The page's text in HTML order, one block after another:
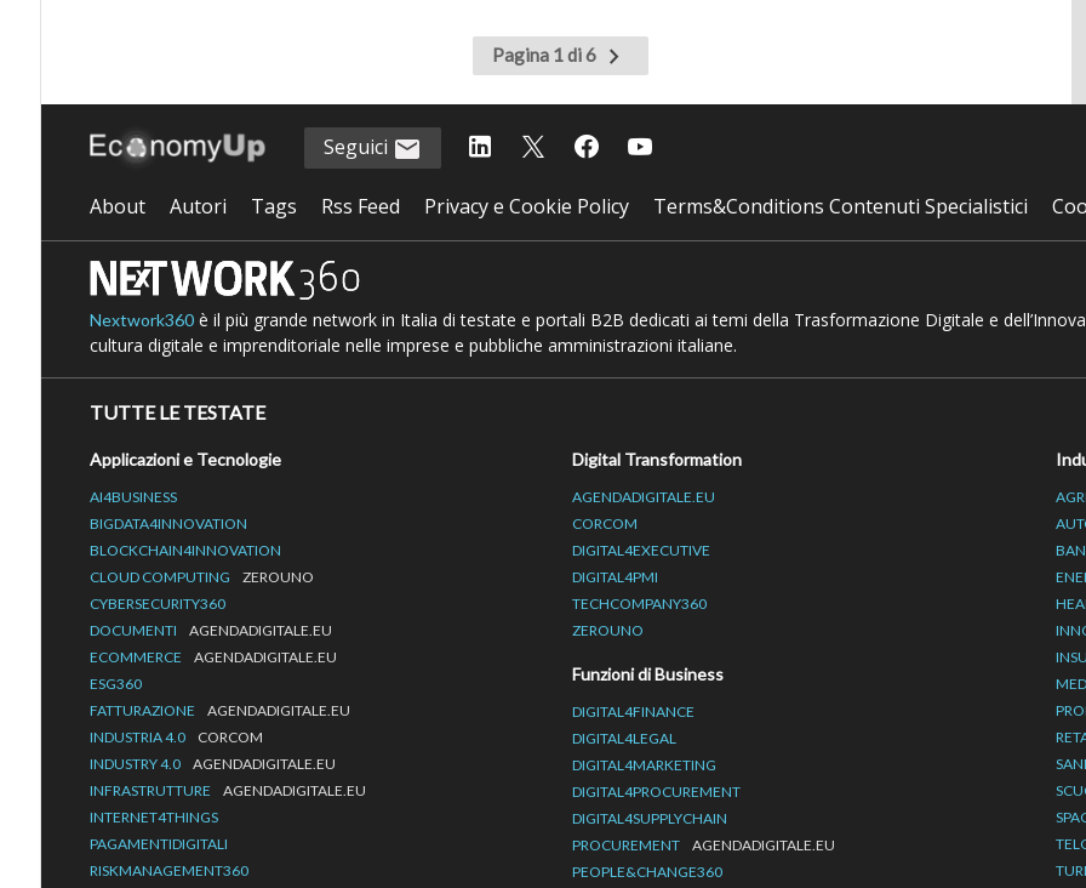
Pagina 1 di 6 Pagina
successiva
Seguici
About Autori Tags Rss Feed Privacy e Cookie Policy Terms&Conditions Contenuti Specialistici
Nextwork360è il più grande network in Italia di testate e portali B2B dedicati ai temi della Trasformazione Digitale e
cultura digitale e imprenditoriale nelle imprese e pubbliche amministrazioni italiane.
TUTTE LE TESTATE
Applicazioni e Tecnologie
AI4BUSINESS
BIGDATA4INNOVATION
BLOCKCHAIN4INNOVATION
CLOUD COMPUTING
ZEROUNO
CYBERSECURITY360
DOCUMENTI
AGENDADIGITALE.EU
ECOMMERCE
AGENDADIGITALE.EU
ESG360
FATTURAZIONE
AGENDADIGITALE.EU
INDUSTRIA 4.0
CORCOM
INDUSTRY 4.0
AGENDADIGITALE.EU
INFRASTRUTTURE
AGENDADIGITALE.EU
INTERNET4THINGS
PAGAMENTIDIGITALI
RISKMANAGEMENT360
Digital Transformation
AGENDADIGITALE.EU
CORCOM
DIGITAL4EXECUTIVE
DIGITAL4PMI
TECHCOMPANY360
ZEROUNO
Funzioni di Business
DIGITAL4FINANCE
DIGITAL4LEGAL
DIGITAL4MARKETING
DIGITAL4PROCUREMENT
DIGITAL4SUPPLYCHAIN
PROCUREMENT
AGENDADIGITALE.EU
PEOPLE&CHANGE360